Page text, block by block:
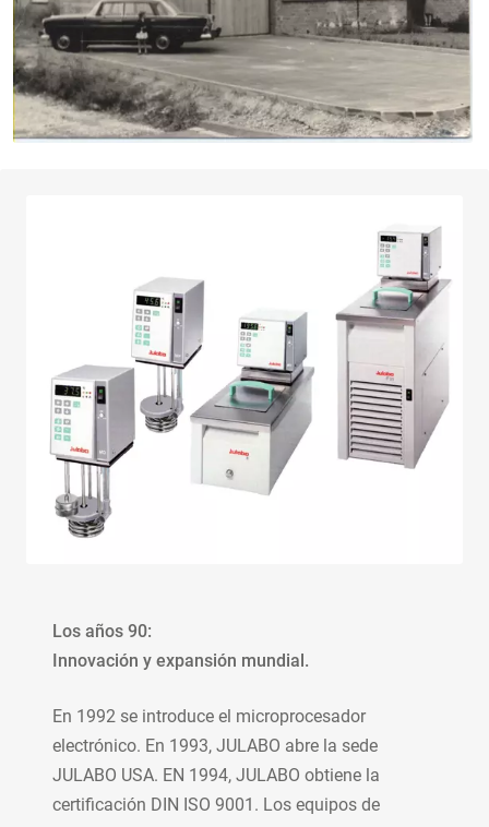
Los años 90:
Innovación y expansión mundial.
En 1992 se introduce el microprocesador
electrónico. En 1993, JULABO abre la sede
JULABO USA. EN 1994, JULABO obtiene la
certificación DIN ISO 9001. Los equipos de